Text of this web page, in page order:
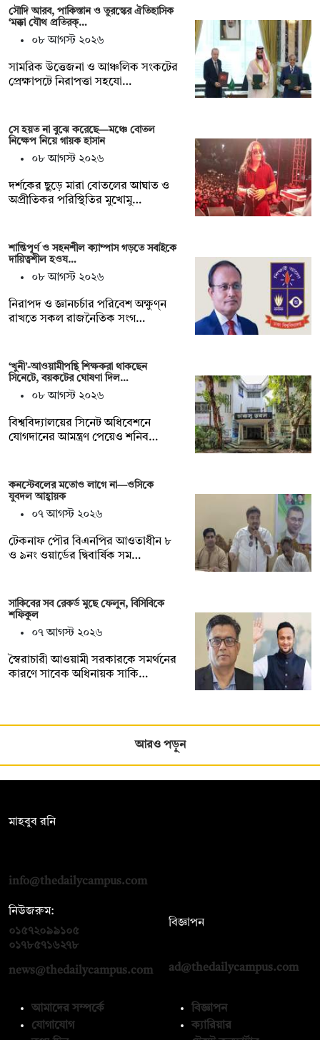
সৌদি আরব, পাকিস্তান ও তুরস্কের ঐতিহাসিক
‘মক্কা যৌথ প্রতিরক্…
০৮ আগস্ট ২০২৬
সামরিক উত্তেজনা ও আঞ্চলিক সংকটের
প্রেক্ষাপটে নিরাপত্তা সহযো…
সে হয়ত না ‍বুঝে করেছে—মঞ্চে বোতল
নিক্ষেপ নিয়ে গায়ক হাসান
০৮ আগস্ট ২০২৬
দর্শকের ছুড়ে মারা বোতলের আঘাত ও
অপ্রীতিকর পরিস্থিতির মুখোমু…
শান্তিপূর্ণ ও সহনশীল ক্যাম্পাস গড়তে সবাইকে
দায়িত্বশীল হওয…
০৮ আগস্ট ২০২৬
নিরাপদ ও জ্ঞানচর্চার পরিবেশ অক্ষুণ্ন
রাখতে সকল রাজনৈতিক সংগ…
‘খুনী’-আওয়ামীপন্থি শিক্ষকরা থাকছেন
সিনেটে, বয়কটের ঘোষণা দিল…
০৮ আগস্ট ২০২৬
বিশ্ববিদ্যালয়ের সিনেট অধিবেশনে
যোগদানের আমন্ত্রণ পেয়েও শনিব…
কনস্টেবলের মতোও লাগে না—ওসিকে
যুবদল আহ্বায়ক
০৭ আগস্ট ২০২৬
টেকনাফ পৌর বিএনপির আওতাধীন ৮
ও ৯নং ওয়ার্ডের দ্বিবার্ষিক সম…
সাকিবের সব রেকর্ড মুছে ফেলুন, বিসিবিকে
শফিকুল
০৭ আগস্ট ২০২৬
স্বৈরাচারী আওয়ামী সরকারকে সমর্থনের
কারণে সাবেক অধিনায়ক সাকি…
আরও পড়ুন
মাহবুব রনি
info@thedailycampus.com
নিউজরুম:
০১৫৭২০৯৯১০৫
০১৭৮৫৭১৬২৭৮
news@thedailycampus.com
বিজ্ঞাপন
ad@thedailycampus.com
আমাদের সম্পর্কে
যোগাযোগ
বিজ্ঞাপন
ক্যারিয়ার